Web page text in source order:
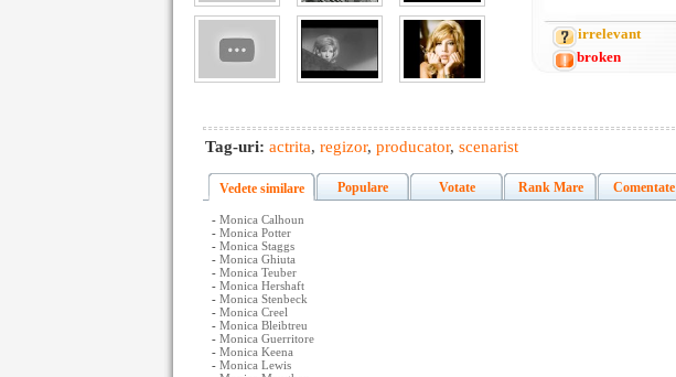
irrelevant
broken
Tag-uri: actrita, regizor, producator, scenarist
Vedete similare Populare Votate Rank Mare Comentate
- Monica Calhoun
- Monica Potter
- Monica Staggs
- Monica Ghiuta
- Monica Teuber
- Monica Hershaft
- Monica Stenbeck
- Monica Creel
- Monica Bleibtreu
- Monica Guerritore
- Monica Keena
- Monica Lewis